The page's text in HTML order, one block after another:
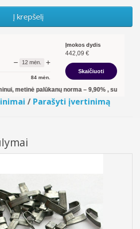
Į krepšelį
− 12 mėn. +
84mėn.
Įmokos dydis
442,09 €
Skaičiuoti
norma –9,90%, sutarties sudarymo mokestis
/ Parašyti įvertinimą